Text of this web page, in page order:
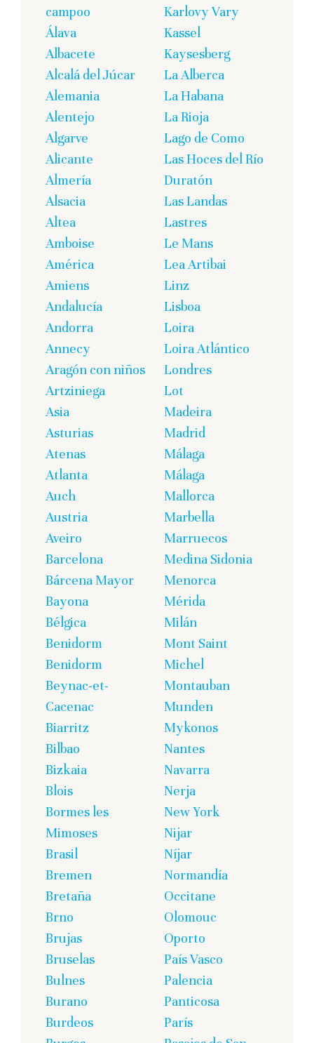
campoo
Álava
Albacete
Alcalá del Júcar
Alemania
Alentejo
Algarve
Alicante
Almería
Alsacia
Altea
Amboise
América
Amiens
Andalucía
Andorra
Annecy
Aragón con niños
Artziniega
Asia
Asturias
Atenas
Atlanta
Auch
Austria
Aveiro
Barcelona
Bárcena Mayor
Bayona
Bélgica
Benidorm
Benidorm
Beynac-et-
Cacenac
Biarritz
Bilbao
Bizkaia
Blois
Bormes les
Mimoses
Brasil
Bremen
Bretaña
Brno
Brujas
Bruselas
Bulnes
Burano
Burdeos
Karlovy Vary
Kassel
Kaysesberg
La Alberca
La Habana
La Rioja
Lago de Como
Las Hoces del Río
Duratón
Las Landas
Lastres
Le Mans
Lea Artibai
Linz
Lisboa
Loira
Loira Atlántico
Londres
Lot
Madeira
Madrid
Málaga
Málaga
Mallorca
Marbella
Marruecos
Medina Sidonia
Menorca
Mérida
Milán
Mont Saint
Michel
Montauban
Munden
Mykonos
Nantes
Navarra
Nerja
New York
Nijar
Níjar
Normandía
Occitane
Olomouc
Oporto
País Vasco
Palencia
Panticosa
París